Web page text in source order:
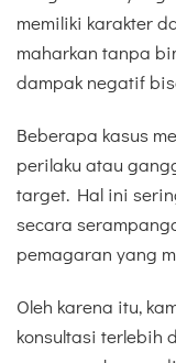
memiliki karakter
maharkan tanpa
dampak negatif
Beberapa kasus
perilaku atau
target. Hal ini
secara
pemagaran yang
Oleh karena itu,
konsultasi terlebih